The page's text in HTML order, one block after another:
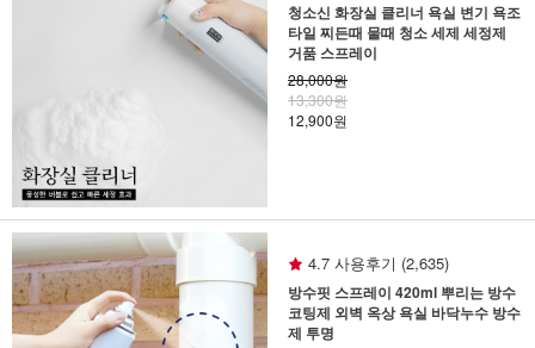
청소신 화장실 클리너 욕실 변기 욕조
타일 찌든때 물때 청소 세제 세정제
거품 스프레이
28,000원
13,300원
12,900원
4.7 사용후기 (2,635)
방수핏 스프레이 420ml 뿌리는 방수
코팅제 외벽 옥상 욕실 바닥누수 방수
제 투명